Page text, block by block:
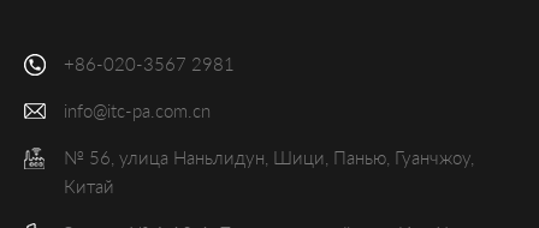
+86-020-3567 2981
info@itc-pa.com.cn
№ 56, улица Наньлидун, Шици, Панью, Гуанчжоу,
Китай